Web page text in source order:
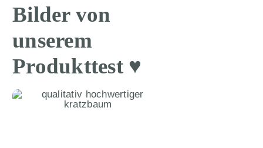
Bilder von
unserem
Produkttest ♥